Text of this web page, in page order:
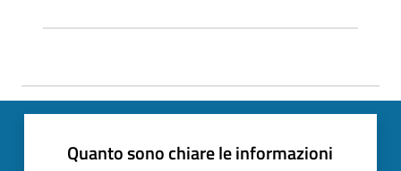
Quanto sono chiare le informazioni